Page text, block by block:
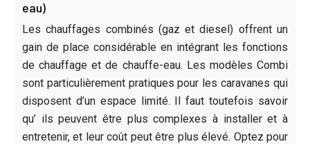
eau)
Les chauffages combinés (gaz et diesel) offrent un
gain de place considérable en intégrant les fonctions
de chauffage et de chauffe-eau. Les modèles Combi
sont particulièrement pratiques pour les caravanes qui
disposent d’un espace limité. Il faut toutefois savoir
qu’ ils peuvent être plus complexes à installer et à
entretenir, et leur coût peut être plus élevé. Optez pour